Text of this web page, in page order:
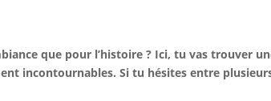
que pour l’histoire ? Ici, tu vas trouver
incontournables. Si tu hésites entre